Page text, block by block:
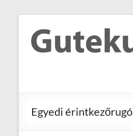
content
Gutekunst
Formfedern
Informationen
und
Wissenswertes
Egyedi érintkezőrugó